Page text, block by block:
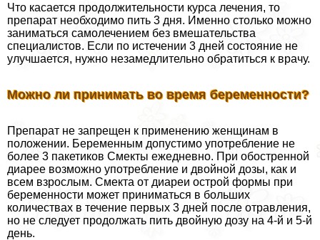
Что касается продолжительности курса лечения, то
препарат необходимо пить 3 дня. Именно столько можно
заниматься самолечением без вмешательства
специалистов. Если по истечении 3 дней состояние не
улучшается, нужно незамедлительно обратиться к врачу.
Можно ли принимать во время беременности?
Препарат не запрещен к применению женщинам в
положении. Беременным допустимо употрeбление не
более 3 пакетиков Смекты ежедневно. При обостренной
диарее возможно употрeбление и двойной дозы, как и
всем взрослым. Смекта от диареи острой формы при
беременности может приниматься в больших
количествах в течение первых 3 дней после отравления,
но не следует продолжать пить двойную дозу на 4-й и 5-й
день.